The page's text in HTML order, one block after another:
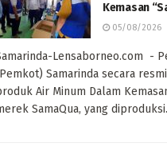
Kemasan
05/08/2026
Lensaborneo.com -
Samarinda secara
Air Minum Dalam
SamaQua, yang